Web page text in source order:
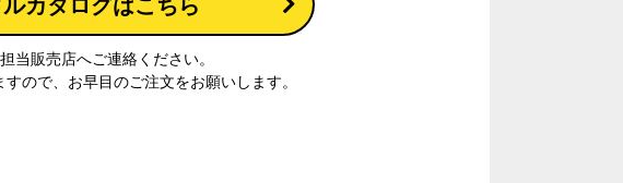
当販売店へご連絡ください。
ので、お早目のご注文をお願いします。